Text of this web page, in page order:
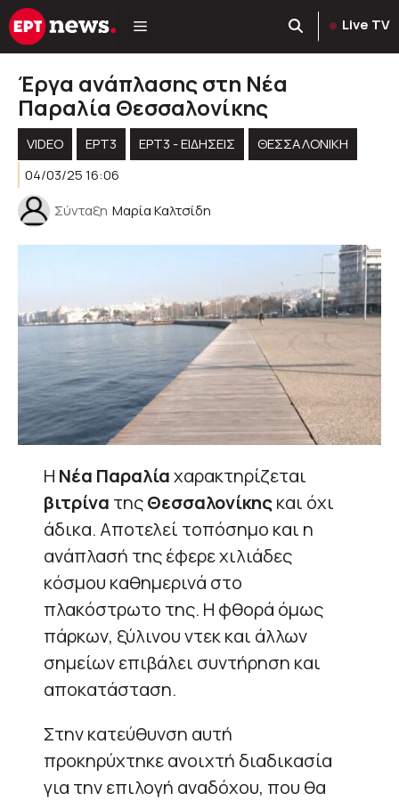
Μετάβαση
σε
Live TV
Έργα ανάπλασης στη Νέα
Παραλία Θεσσαλονίκης
VIDEO ΕΡΤ3 ΕΡΤ3 - ΕΙΔΉΣΕΙΣ
ΘΕΣΣΑΛΟΝΙΚΗ
04/03/25 16:06
Σύνταξη Μαρία Καλτσίδη
Η Νέα Παραλίαχαρακτηρίζεται
βιτρίνα τηςΘεσσαλονίκηςκαι όχι
άδικα. Αποτελεί τοπόσημο και η
ανάπλασή της έφερε χιλιάδες
κόσμου καθημερινά στο
πλακόστρωτο της. Η φθορά όμως
πάρκων, ξύλινου ντεκ και άλλων
σημείων επιβάλει συντήρηση και
αποκατάσταση.
Στην κατεύθυνση αυτή
προκηρύχτηκε ανοιχτή διαδικασία
για την επιλογή αναδόχου, που θα